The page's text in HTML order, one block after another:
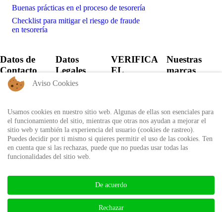
Buenas prácticas en el proceso de tesorería
Checklist para mitigar el riesgo de fraude
en tesorería
Datos de
Contacto
+57 60 1
6818530
+57 311
8666327 - 323
6964227
info@auditool.org
Datos
Legales
Política de
Uso
Autorización
de
tratamiento
VERIFICA
EL
certificado
expedido por
Auditool usando
el ID único
Certificado
Nuestras
marcas
BIBLIOTECA AUDITOOL -
Aviso Cookies
Usamos cookies en nuestro sitio web. Algunas de ellas son esenciales para
el funcionamiento del sitio, mientras que otras nos ayudan a mejorar el
sitio web y también la experiencia del usuario (cookies de rastreo).
Puedes decidir por ti mismo si quieres permitir el uso de las cookies. Ten
en cuenta que si las rechazas, puede que no puedas usar todas las
funcionalidades del sitio web.
De acuerdo
Rechazar